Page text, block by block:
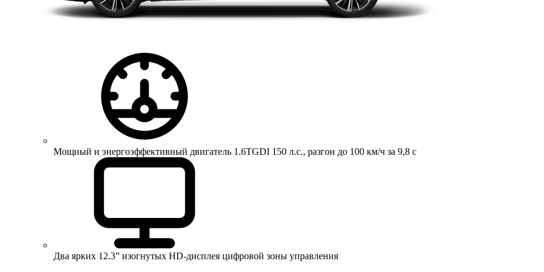
Мощный и энергоэффективный двигатель 1.6TGDI 150 л.с., разгон до 100 км/ч за 9,8 с
Два ярких 12.3” изогнутых HD-дисплея цифровой зоны управления